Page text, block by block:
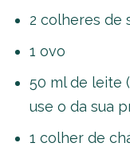
2 colheres de
1 ovo
50 ml de leite
use o da sua
1 colher de